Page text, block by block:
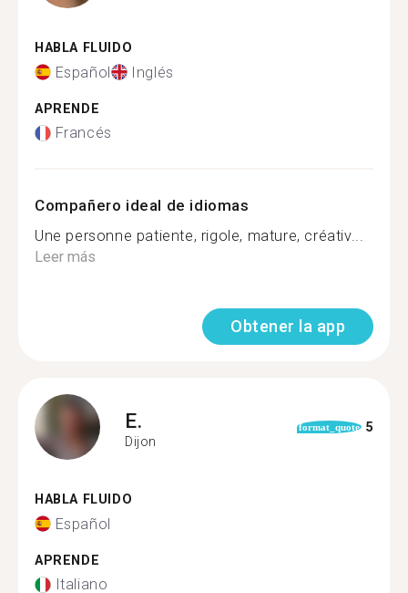
HABLA FLUIDO
Español Inglés
APRENDE
Francés
Compañero ideal de idiomas
Une personne patiente, rigole, mature, créativ...
Leer más
Obtener la app
E.
Dijon
format_quote 5
HABLA FLUIDO
Español
APRENDE
Italiano